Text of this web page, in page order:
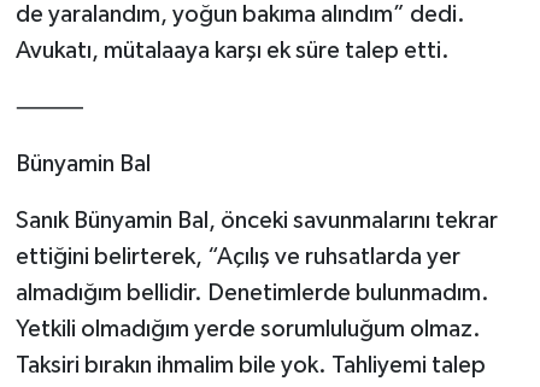
de yaralandım, yoğun bakıma alındım” dedi.
Avukatı, mütalaaya karşı ek süre talep etti.
⸻
Bünyamin Bal
Sanık Bünyamin Bal, önceki savunmalarını tekrar
ettiğini belirterek, “Açılış ve ruhsatlarda yer
almadığım bellidir. Denetimlerde bulunmadım.
Yetkili olmadığım yerde sorumluluğum olmaz.
Taksiri bırakın ihmalim bile yok. Tahliyemi talep